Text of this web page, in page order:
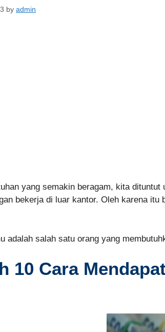
by admin
yang semakin beragam, kita
bekerja di luar kantor. Oleh karena itu
adalah salah satu orang yang
10 Cara